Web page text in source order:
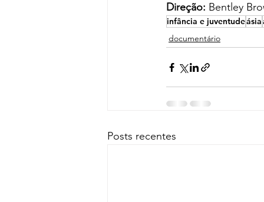
Direção: Bentley
infância e juventudeásia
documentário
Posts recentes